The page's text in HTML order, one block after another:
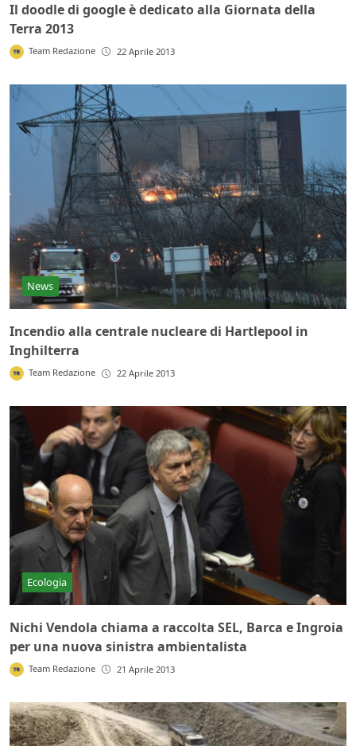
Il doodle di google è dedicato alla Giornata della
Terra 2013
Team Redazione 22 Aprile 2013
News
Incendio alla centrale nucleare di Hartlepool in
Inghilterra
Team Redazione 22 Aprile 2013
Ecologia
Nichi Vendola chiama a raccolta SEL, Barca e Ingroia
per una nuova sinistra ambientalista
Team Redazione 21 Aprile 2013